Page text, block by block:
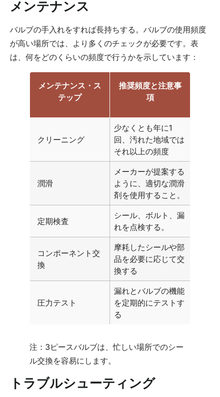
メンテナンス
バルブの手入れをすれば長持ちする。バルブの使用頻度
が高い場所では、より多くのチェックが必要です。表
は、何をどのくらいの頻度で行うかを示しています：
メンテナンス・ス
テップ
推奨頻度と注意事
項
クリーニング
少なくとも年に1
回、汚れた地域では
それ以上の頻度
潤滑
メーカーが提案する
ように、適切な潤滑
剤を使用すること。
定期検査
シール、ボルト、漏
れを点検する。
コンポーネント交
換
摩耗したシールや部
品を必要に応じて交
換する
圧力テスト
漏れとバルブの機能
を定期的にテストす
る
注：3ピースバルブは、忙しい場所でのシー
ル交換を容易にします。
トラブルシューティング